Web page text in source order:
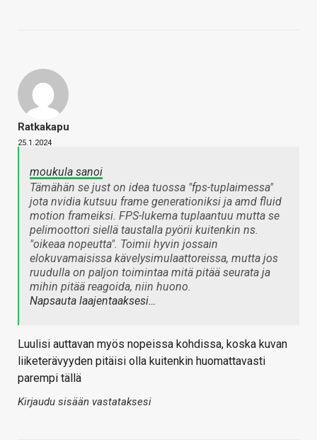
Ratkakapu
25.1.2024
moukula sanoi
Tämähän se just on idea tuossa "fps-tuplaimessa"
jota nvidia kutsuu frame generationiksi ja amd fluid
motion frameiksi. FPS-lukema tuplaantuu mutta se
pelimoottori siellä taustalla pyörii kuitenkin ns.
"oikeaa nopeutta". Toimii hyvin jossain
elokuvamaisissa kävelysimulaattoreissa, mutta jos
ruudulla on paljon toimintaa mitä pitää seurata ja
mihin pitää reagoida, niin huono.
Napsauta laajentaaksesi…
Luulisi auttavan myös nopeissa kohdissa, koska kuvan
liiketerävyyden pitäisi olla kuitenkin huomattavasti
parempi tällä
Kirjaudu sisään vastataksesi